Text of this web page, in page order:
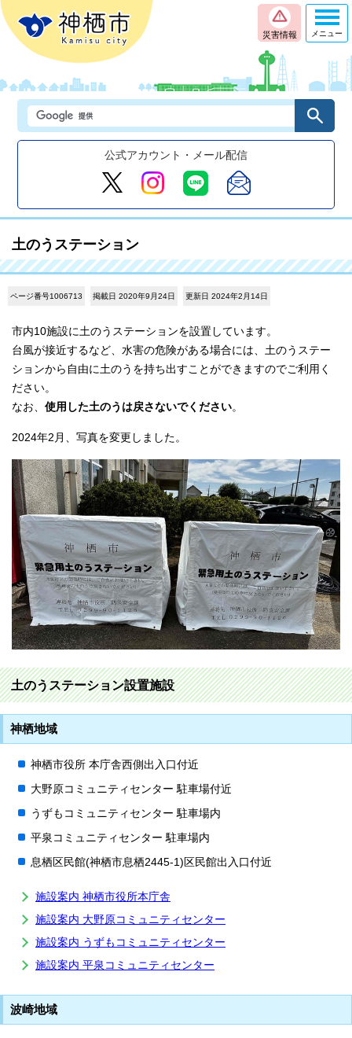
災害情報
公式アカウント・メール配信
メニュー
土のうステーション
ページ番号1006713 掲載日 2020年9月24日 更新日 2024年2月14日
市内10施設に土のうステーションを設置しています。
台風が接近するなど、水害の危険がある場合には、土のうステー
ションから自由に土のうを持ち出すことができますのでご利用く
ださい。
なお、 使用した土のうは戻さないでください。
2024年2月、写真を変更しました。
土のうステーション設置施設
神栖地域
神栖市役所 本庁舎西側出入口付近
大野原コミュニティセンター 駐車場付近
うずもコミュニティセンター 駐車場内
平泉コミュニティセンター 駐車場内
息栖区民館(神栖市息栖2445-1)区民館出入口付近
施設案内 神栖市役所本庁舎
施設案内 大野原コミュニティセンター
施設案内 うずもコミュニティセンター
施設案内 平泉コミュニティセンター
波崎地域